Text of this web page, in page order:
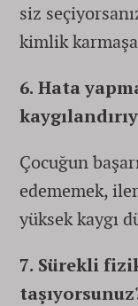
siz
kimlik
6. Hata
Çocuğun
edememek,
yüksek kaygı
7. Sürekli